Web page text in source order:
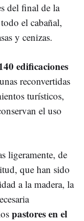
del final de la
el cabañal,
y cenizas.
edificaciones
reconvertidas
turísticos,
el uso
ligeramente, de
que han sido
a la madera, la
pastores en el